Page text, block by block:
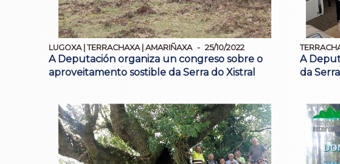
LUGOXA | TERRACHAXA | AMARIÑAXA 25/10/2022
A Deputación organiza un congreso sobre o
aproveitamento sostible da Serra do Xistral
A
da